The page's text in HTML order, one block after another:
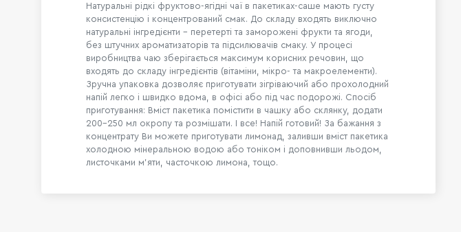
Натуральні рідкі фруктово-ягідні чаї в пакетиках-саше мають густу
консистенцію і концентрований смак. До складу входять виключно
натуральні інгредієнти – перетерті та заморожені фрукти та ягоди,
без штучних ароматизаторів та підсилювачів смаку. У процесі
виробництва чаю зберігається максимум корисних речовин, що
входять до складу інгредієнтів (вітаміни, мікро- та макроелементи).
Зручна упаковка дозволяє приготувати зігріваючий або прохолодний
напій легко і швидко вдома, в офісі або під час подорожі. Спосіб
приготування: Вміст пакетика помістити в чашку або склянку, додати
200-250 мл окропу та розмішати. І все! Напій готовий! За бажання з
концентрату Ви можете приготувати лимонад, заливши вміст пакетика
холодною мінеральною водою або тоніком і доповнивши льодом,
листочками м'яти, часточкою лимона, тощо.